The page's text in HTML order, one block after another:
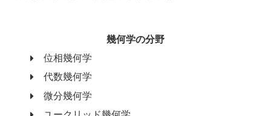
幾何学の分野
位相幾何学
代数幾何学
微分幾何学